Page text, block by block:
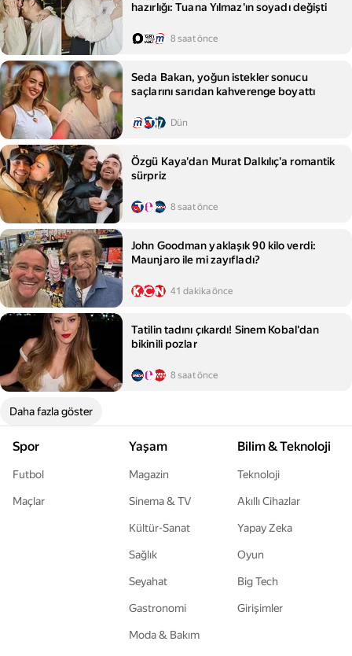
hazırlığı: Tuana Yılmaz'ın soyadı değişti
8 saat önce
Seda Bakan, yoğun istekler sonucu
saçlarını sarıdan kahverenge boyattı
Dün
Özgü Kaya'dan Murat Dalkılıç'a romantik
sürpriz
8 saat önce
John Goodman yaklaşık 90 kilo verdi:
Maunjaro ile mi zayıfladı?
41 dakika önce
Tatilin tadını çıkardı! Sinem Kobal'dan
bikinili pozlar
8 saat önce
Daha fazla göster
Spor
Futbol
Maçlar
Yaşam
Magazin
Sinema & TV
Kültür-Sanat
Sağlık
Seyahat
Gastronomi
Moda & Bakım
Bilim & Teknoloji
Teknoloji
Akıllı Cihazlar
Yapay Zeka
Oyun
Big Tech
Girişimler